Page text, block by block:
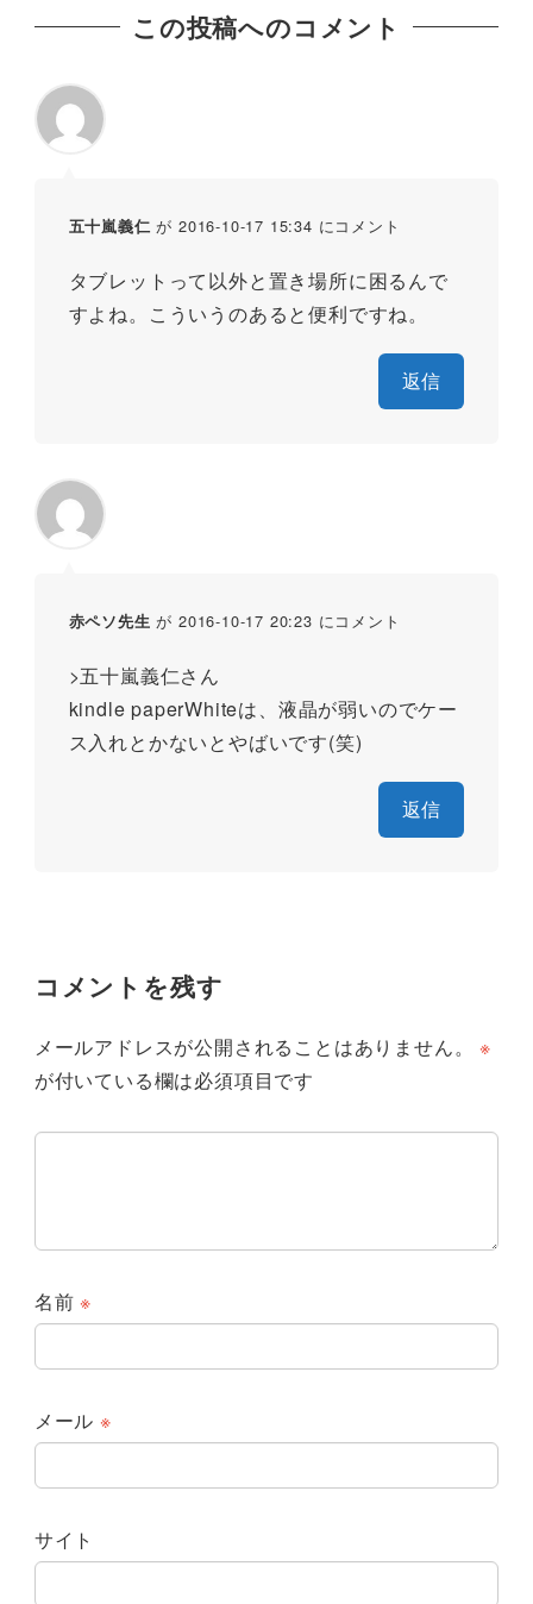
この投稿へのコメント
五十嵐義仁 が 2016-10-17 15:34 にコメント
タブレットって以外と置き場所に困るんで
すよね。こういうのあると便利ですね。
返信
赤ペソ先生 が 2016-10-17 20:23 にコメント
>五十嵐義仁さん
kindle paperWhiteは、液晶が弱いのでケー
ス入れとかないとやばいです(笑)
返信
コメントを残す
メールアドレスが公開されることはありません。
※
が付いている欄は必須項目です
名前※
メール ※
サイト